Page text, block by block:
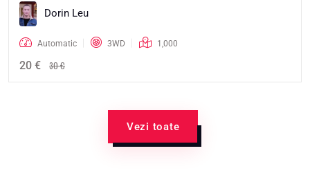
Dorin Leu
Automatic 3WD 1,000
20 € 30 €
Vezi toate